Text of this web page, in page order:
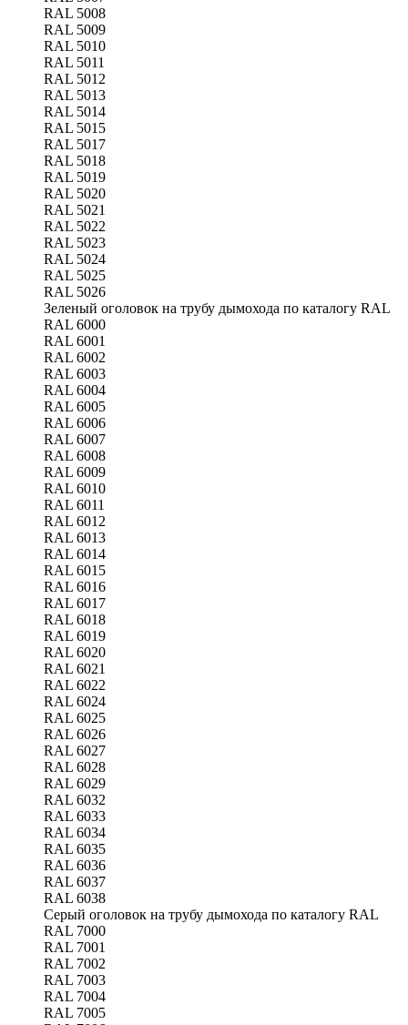
RAL 5008
RAL 5009
RAL 5010
RAL 5011
RAL 5012
RAL 5013
RAL 5014
RAL 5015
RAL 5017
RAL 5018
RAL 5019
RAL 5020
RAL 5021
RAL 5022
RAL 5023
RAL 5024
RAL 5025
RAL 5026
Зеленый оголовок на трубу дымохода по каталогу RAL
RAL 6000
RAL 6001
RAL 6002
RAL 6003
RAL 6004
RAL 6005
RAL 6006
RAL 6007
RAL 6008
RAL 6009
RAL 6010
RAL 6011
RAL 6012
RAL 6013
RAL 6014
RAL 6015
RAL 6016
RAL 6017
RAL 6018
RAL 6019
RAL 6020
RAL 6021
RAL 6022
RAL 6024
RAL 6025
RAL 6026
RAL 6027
RAL 6028
RAL 6029
RAL 6032
RAL 6033
RAL 6034
RAL 6035
RAL 6036
RAL 6037
RAL 6038
Серый оголовок на трубу дымохода по каталогу RAL
RAL 7000
RAL 7001
RAL 7002
RAL 7003
RAL 7004
RAL 7005